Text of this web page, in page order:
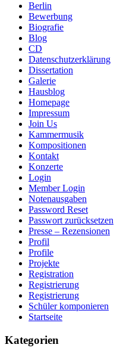
Berlin
Bewerbung
Biografie
Blog
CD
Datenschutzerklärung
Dissertation
Galerie
Hausblog
Homepage
Impressum
Join Us
Kammermusik
Kompositionen
Kontakt
Konzerte
Login
Member Login
Notenausgaben
Password Reset
Passwort zurücksetzen
Presse – Rezensionen
Profil
Profile
Projekte
Registration
Registrierung
Registrierung
Schüler komponieren
Startseite
Kategorien